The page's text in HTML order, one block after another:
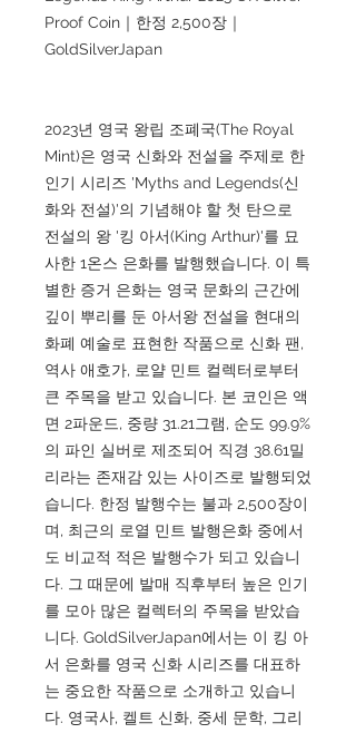
Proof Coin｜한정 2,500장｜
GoldSilverJapan
2023년 영국 왕립 조폐국(The Royal
Mint)은 영국 신화와 전설을 주제로 한
인기 시리즈 'Myths and Legends(신
화와 전설)'의 기념해야 할 첫 탄으로
전설의 왕 '킹 아서(King Arthur)'를 묘
사한 1온스 은화를 발행했습니다. 이 특
별한 증거 은화는 영국 문화의 근간에
깊이 뿌리를 둔 아서왕 전설을 현대의
화폐 예술로 표현한 작품으로 신화 팬,
역사 애호가, 로얄 민트 컬렉터로부터
큰 주목을 받고 있습니다. 본 코인은 액
면 2파운드, 중량 31.21그램, 순도 99.9%
의 파인 실버로 제조되어 직경 38.61밀
리라는 존재감 있는 사이즈로 발행되었
습니다. 한정 발행수는 불과 2,500장이
며, 최근의 로열 민트 발행은화 중에서
도 비교적 적은 발행수가 되고 있습니
다. 그 때문에 발매 직후부터 높은 인기
를 모아 많은 컬렉터의 주목을 받았습
니다. GoldSilverJapan에서는 이 킹 아
서 은화를 영국 신화 시리즈를 대표하
는 중요한 작품으로 소개하고 있습니
다. 영국사, 켈트 신화, 중세 문학, 그리